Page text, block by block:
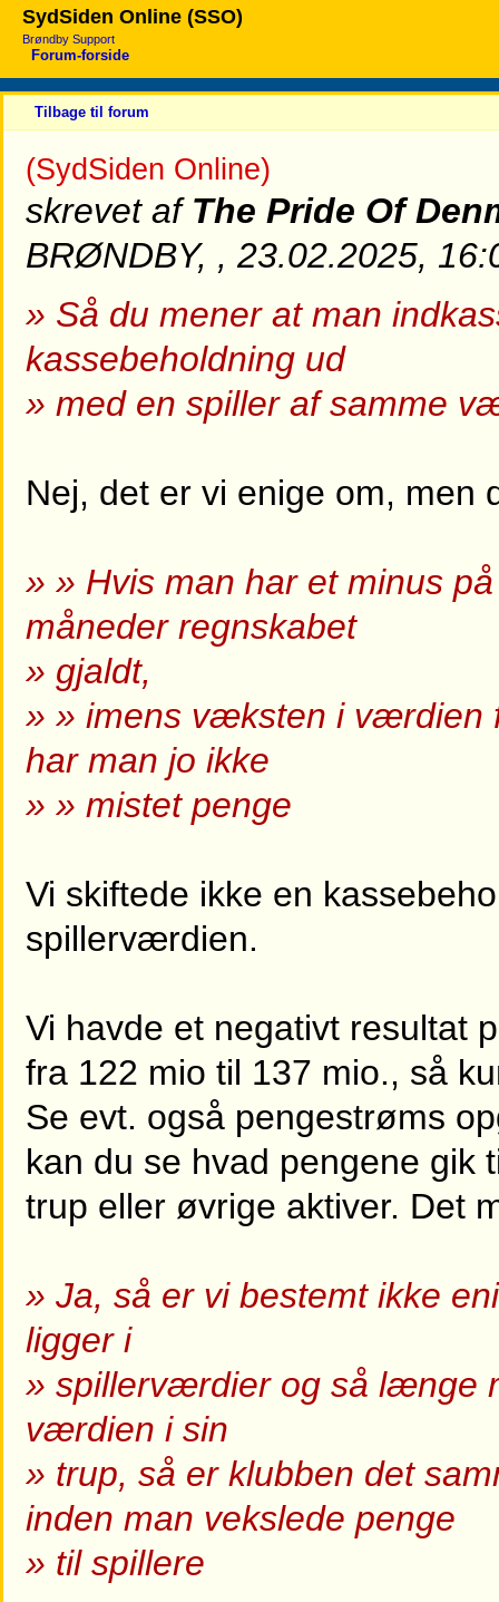
SydSiden Online (SSO)
Brøndby Support
Forum-forside
Tilbage til forum
(SydSiden Online)
skrevet af The Pride Of
BRØNDBY, , 23.02.2025,
» Så du mener at man
kassebeholdning ud
» med en spiller af samme
Nej, det er vi enige om, men
» » Hvis man har et minus
måneder regnskabet
» gjaldt,
» » imens væksten i værdien
har man jo ikke
» » mistet penge
Vi skiftede ikke en
spillerværdien.
Vi havde et negativt resultat
fra 122 mio til 137 mio., så
Se evt. også pengestrøms
kan du se hvad pengene
trup eller øvrige aktiver. Det
» Ja, så er vi bestemt ikke
ligger i
» spillerværdier og så længe
værdien i sin
» trup, så er klubben det
inden man vekslede penge
» til spillere